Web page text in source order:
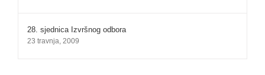
28. sjednica Izvršnog odbora
23 travnja, 2009